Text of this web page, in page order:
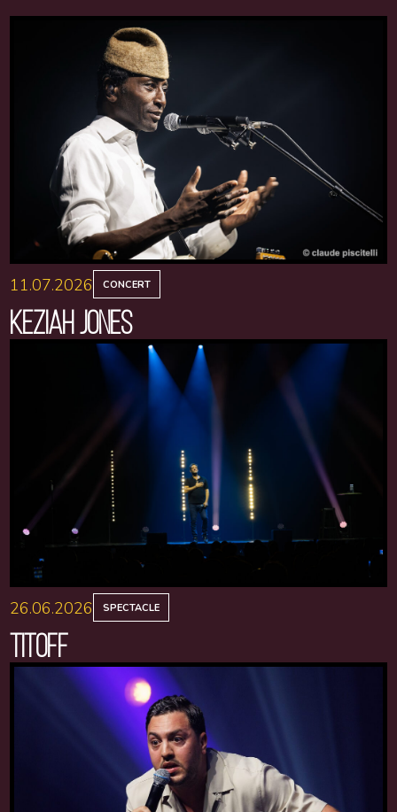
11.07.2026 CONCERT
KEZIAH JONES
26.06.2026 SPECTACLE
TITOFF